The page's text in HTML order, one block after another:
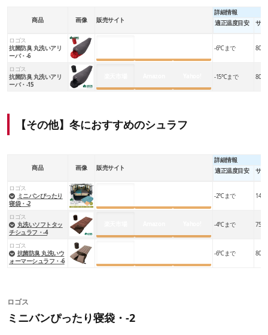
商品 画像 販売サイト
詳細情報
適正温度目安
サイ
ロゴス
抗菌防臭 丸洗いアリ
ーバ・-6
-6℃まで
ロゴス
抗菌防臭 丸洗いアリ
ーバ・-15
-15℃まで
【その他】冬におすすめのシュラフ
商品 画像 販売サイト
詳細情報
適正温度目安
サイ
ロゴス
ミニバンぴったり
寝袋・-2
-2℃まで
ロゴス
丸洗いソフトタッ
チシュラフ・-4
-4℃まで
ロゴス
抗菌防臭 丸洗いウ
ォーマーシュラフ・-6
-6℃まで
ロゴス
ミニバンぴったり寝袋・-2